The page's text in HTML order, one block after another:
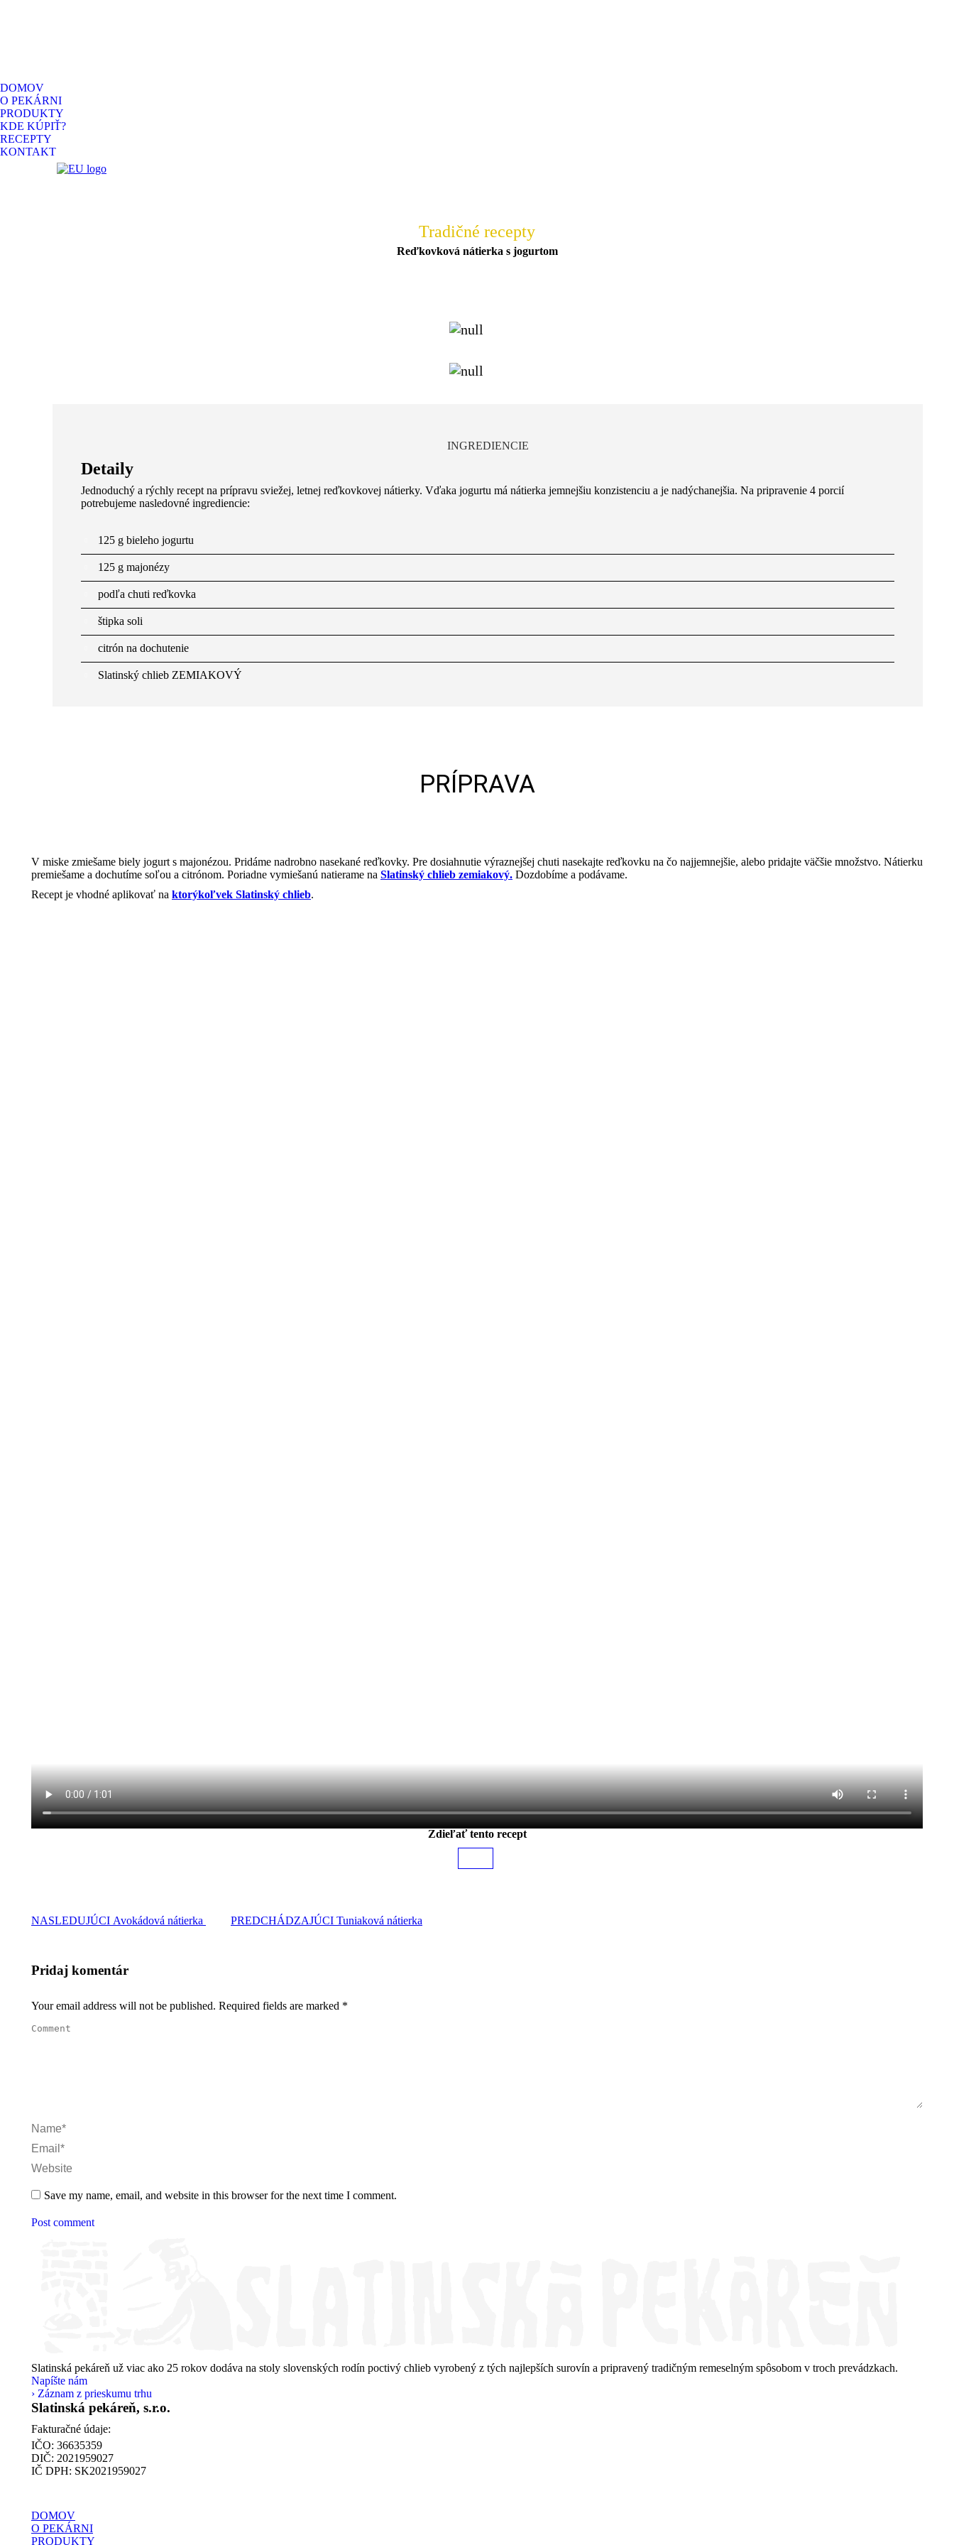
DOMOV
O PEKÁRNI
PRODUKTY
KDE KÚPIŤ?
RECEPTY
KONTAKT
Instagram
Tradičné recepty
Reďkovková nátierka s jogurtom
INGREDIENCIE
Detaily
Jednoduchý a rýchly recept na prípravu sviežej, letnej reďkovkovej nátierky. Vďaka jogurtu má nátierka jemnejšiu konzistenciu a je nadýchanejšia. Na pripravenie 4 porcií
potrebujeme nasledovné ingrediencie:
125 g bieleho jogurtu
125 g majonézy
podľa chuti reďkovka
štipka soli
citrón na dochutenie
Slatinský chlieb ZEMIAKOVÝ
PRÍPRAVA
V miske zmiešame biely jogurt s majonézou. Pridáme nadrobno nasekané reďkovky. Pre dosiahnutie výraznejšej chuti nasekajte reďkovku na čo najjemnejšie, alebo pridajte väčšie množstvo. Nátierku
premiešame a dochutíme soľou a citrónom. Poriadne vymiešanú natierame na Slatinský chlieb zemiakový. Dozdobíme a podávame.
Recept je vhodné aplikovať na ktorýkoľvek Slatinský chlieb.
Zdieľať tento recept
Zdieľať
NASLEDUJÚCI Nasledujúci
Avokádová nátierka PREDCHÁDZAJÚCI Predchádzajúci
Tuniaková nátierka
Pridaj komentár
Your email address will not be published. Required fields are marked *
Comment
Name *
Email *
Website
Save my name, email, and website in this browser for the next time I comment.
Post comment
Slatinská pekáreň už viac ako 25 rokov dodáva na stoly slovenských rodín poctivý chlieb vyrobený z tých najlepších surovín a pripravený tradičným remeselným spôsobom v troch prevádzkach.
Napíšte nám
› Záznam z prieskumu trhu
Slatinská pekáreň, s.r.o.
Fakturačné údaje:
IČO: 36635359
DIČ: 2021959027
IČ DPH: SK2021959027
pagepage
DOMOV
O PEKÁRNI
PRODUKTY